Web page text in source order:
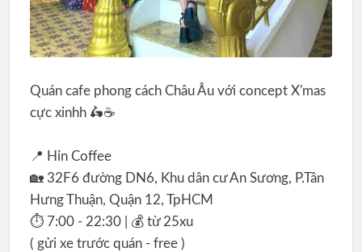
Quán cafe phong cách Châu Âu với concept X'mas
cực xinhh 🛵☕️
📍 Hỉn Coffee
🏡 32F6 đường DN6, Khu dân cư An Sương, P.Tân
Hưng Thuận, Quận 12, TpHCM
⏱ 7:00 - 22:30 | 💰 từ 25xu
( gửi xe trước quán - free )